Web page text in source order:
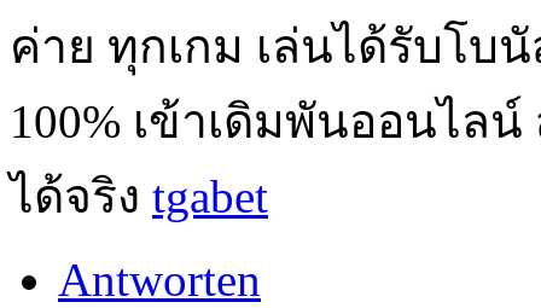
ค่าย ทุกเกม เล่นได้รับโบ
100% เข้าเดิมพันออนไล
ได้จริง tgabet
Antworten